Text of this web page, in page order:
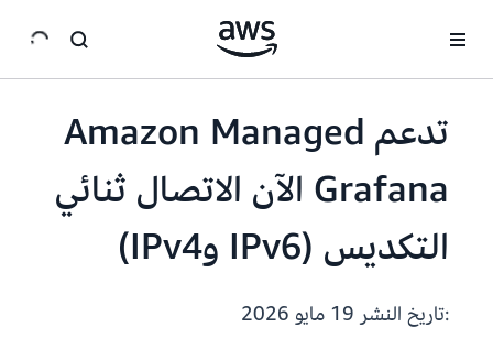
تدعم Amazon Managed
Grafana الآن الاتصال ثنائي
التكديس (IPv6 وIPv4)
:تاريخ النشر